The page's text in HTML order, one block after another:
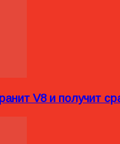
V8 и получит